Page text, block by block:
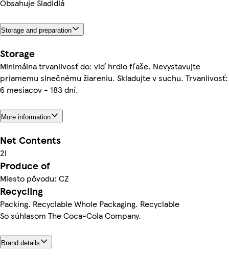
Obsahuje Sladidlá
Storage and preparation
Storage
Minimálna trvanlivosť do: viď hrdlo fľaše. Nevystavujte
priamemu slnečnému žiareniu. Skladujte v suchu. Trvanlivosť:
6 mesiacov - 183 dní.
More information
Net Contents
2l
Produce of
Miesto pôvodu: CZ
Recycling
Packing. Recyclable Whole Packaging. Recyclable
So súhlasom The Coca-Cola Company.
Brand details